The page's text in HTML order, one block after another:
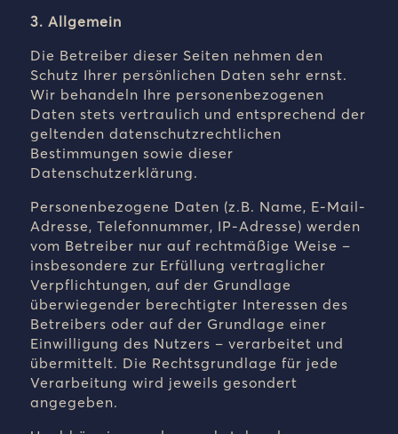
3. Allgemein
Die Betreiber dieser Seiten nehmen den
Schutz Ihrer persönlichen Daten sehr ernst.
Wir behandeln Ihre personenbezogenen
Daten stets vertraulich und entsprechend der
geltenden datenschutzrechtlichen
Bestimmungen sowie dieser
Datenschutzerklärung.
Personenbezogene Daten (z.B. Name, E-Mail-
Adresse, Telefonnummer, IP-Adresse) werden
vom Betreiber nur auf rechtmäßige Weise –
insbesondere zur Erfüllung vertraglicher
Verpflichtungen, auf der Grundlage
überwiegender berechtigter Interessen des
Betreibers oder auf der Grundlage einer
Einwilligung des Nutzers – verarbeitet und
übermittelt. Die Rechtsgrundlage für jede
Verarbeitung wird jeweils gesondert
angegeben.